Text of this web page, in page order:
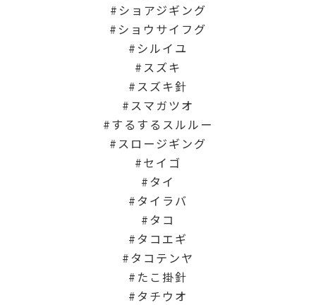
ショアジギング
ショウサイフグ
シルイユ
スズキ
スズキ針
スマガツオ
するするスルルー
スロージギング
セイゴ
タイ
タイラバ
タコ
タコエギ
タコテンヤ
たこ掛針
タチウオ